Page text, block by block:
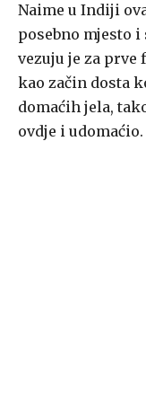
Naime u Indiji
posebno mjesto i
vezuju je za prve
kao začin dosta
domaćih jela,
ovdje i udomaćio.